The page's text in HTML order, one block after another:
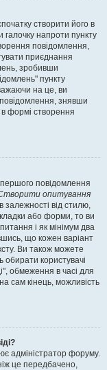
створити його в
напроти пункту
повідомлення,
приєднання
зробивши
пункту
на це, ви
знявши
в формі створення
повідомлення
опитування
від стилю,
або форми, то ви
і як мінімум два
що кожен варіант
Ви також можете
обирати користувачі
обмеження в часі для
сам кінець, можливість
адміністратор форуму.
це передбачено,